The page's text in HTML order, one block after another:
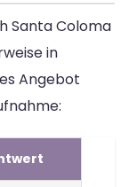
Santa Coloma
in
Angebot